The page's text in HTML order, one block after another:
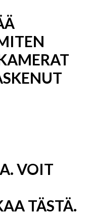
VOIT
TÄSTÄ.